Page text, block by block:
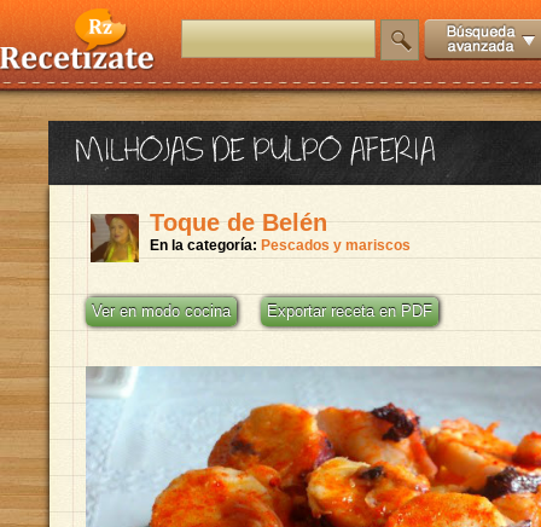
MILHOJAS DE PULPO AFERIA
Toque de Belén
En la categoría: Pescados y mariscos
Ver en modo cocina Exportar receta en PDF